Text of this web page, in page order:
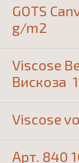
GOTS
g/m2
Viscose
Вискоза
Viscose
Арт. 840